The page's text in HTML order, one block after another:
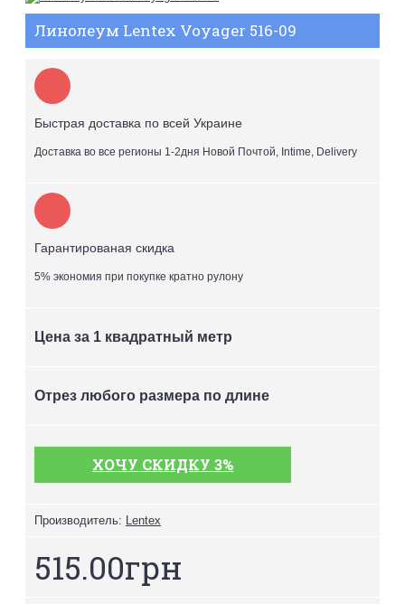
Линолеум Lentex Voyager 516-09
Быстрая доставка по всей Украине
Доставка во все регионы 1-2дня Новой Почтой, Intime, Delivery
Гарантированая скидка
5% экономия при покупке кратно рулону
Цена за 1 квадратный метр
Отрез любого размера по длине
ХОЧУ СКИДКУ 3%
Производитель: Lentex
515.00грн